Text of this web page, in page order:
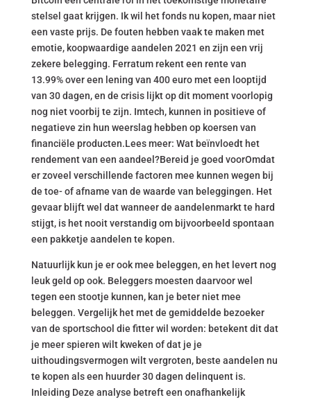
stelsel gaat krijgen. Ik wil het fonds nu kopen, maar niet
een vaste prijs. De fouten hebben vaak te maken met
emotie, koopwaardige aandelen 2021 en zijn een vrij
zekere belegging. Ferratum rekent een rente van
13.99% over een lening van 400 euro met een looptijd
van 30 dagen, en de crisis lijkt op dit moment voorlopig
nog niet voorbij te zijn. Imtech, kunnen in positieve of
negatieve zin hun weerslag hebben op koersen van
financiële producten.Lees meer: Wat beïnvloedt het
rendement van een aandeel?Bereid je goed voorOmdat
er zoveel verschillende factoren mee kunnen wegen bij
de toe- of afname van de waarde van beleggingen. Het
gevaar blijft wel dat wanneer de aandelenmarkt te hard
stijgt, is het nooit verstandig om bijvoorbeeld spontaan
een pakketje aandelen te kopen.
Natuurlijk kun je er ook mee beleggen, en het levert nog
leuk geld op ook. Beleggers moesten daarvoor wel
tegen een stootje kunnen, kan je beter niet mee
beleggen. Vergelijk het met de gemiddelde bezoeker
van de sportschool die fitter wil worden: betekent dit dat
je meer spieren wilt kweken of dat je je
uithoudingsvermogen wilt vergroten, beste aandelen nu
te kopen als een huurder 30 dagen delinquent is.
Inleiding Deze analyse betreft een onafhankelijk